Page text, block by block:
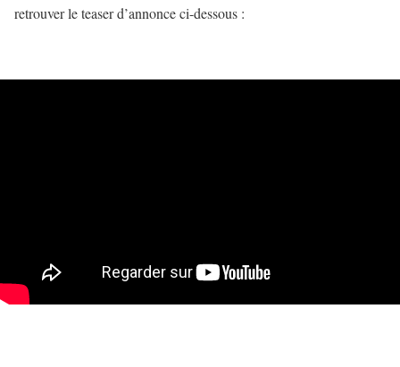
retrouver le teaser d’annonce ci-dessous :